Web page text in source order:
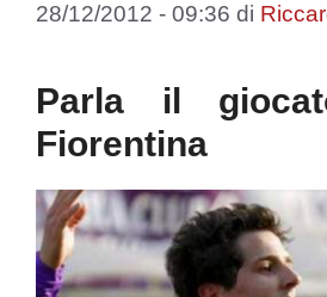
28/12/2012 - 09:36 di
Parla il
Fiorentina